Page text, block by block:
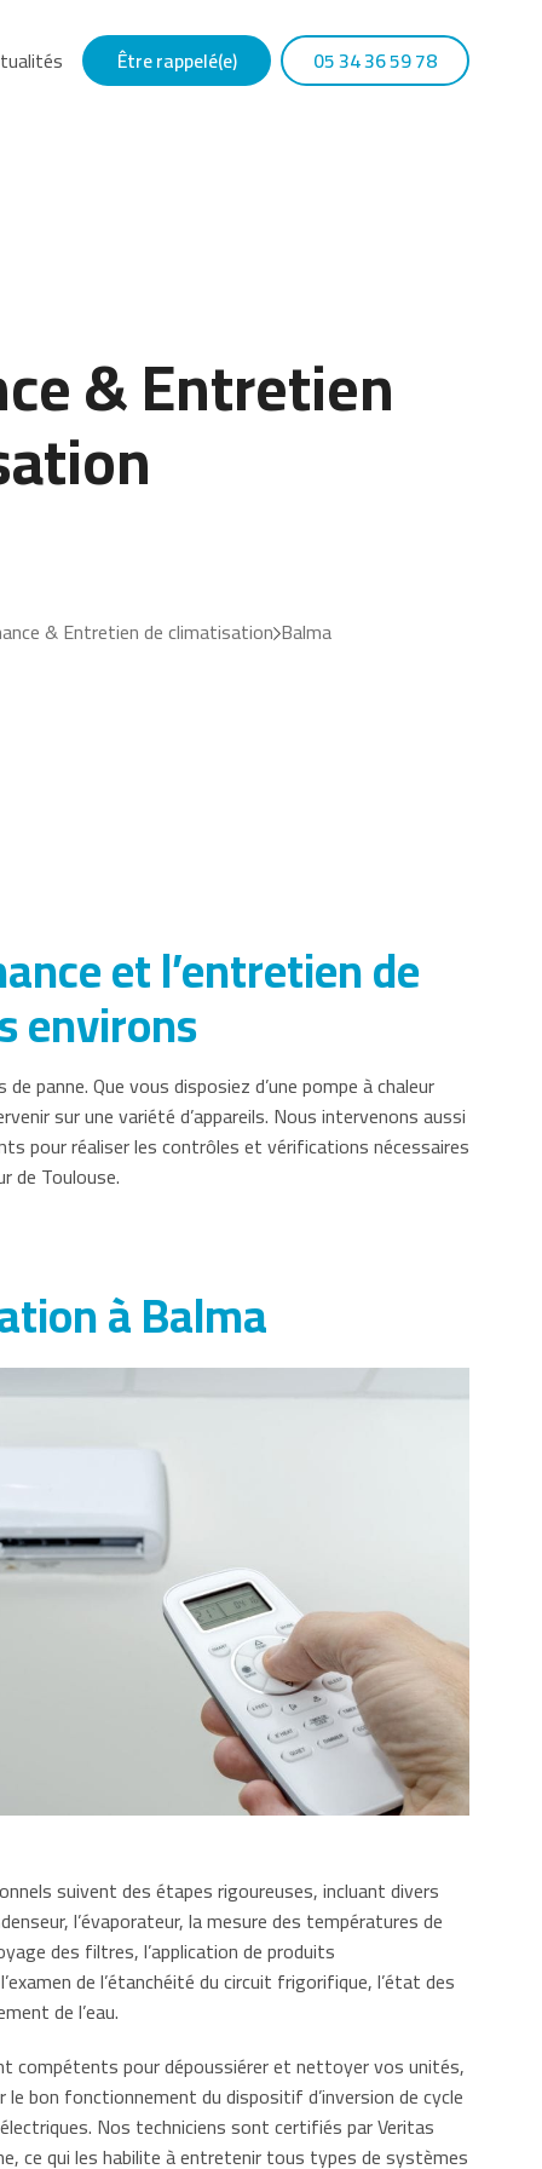
Être rappelé(e) 05 34 36 59 78
& Entretien
& Entretien de climatisation Balma
et l’entretien de
environs
panne. Que vous disposiez d’une pompe à chaleur
sur une variété d’appareils. Nous intervenons aussi
pour réaliser les contrôles et vérifications nécessaires
de Toulouse.
à Balma
suivent des étapes rigoureuses, incluant divers
l’évaporateur, la mesure des températures de
des filtres, l’application de produits
de l’étanchéité du circuit frigorifique, l’état des
de l’eau.
compétents pour dépoussiérer et nettoyer vos unités,
le bon fonctionnement du dispositif d’inversion de cycle
Nos techniciens sont certifiés par Veritas
ce qui les habilite à entretenir tous types de systèmes